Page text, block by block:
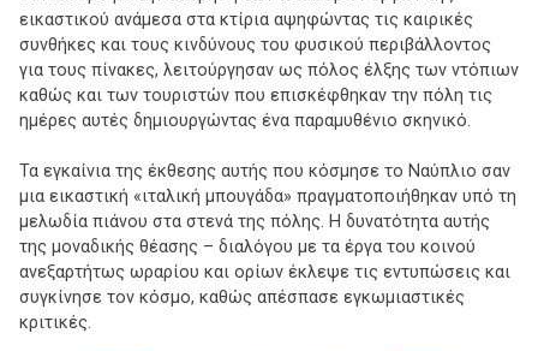
εικαστικού ανάμεσα στα κτίρια αψηφώντας τις καιρικές
συνθήκες και τους κινδύνους του φυσικού περιβάλλοντος
για τους πίνακες, λειτούργησαν ως πόλος έλξης των ντόπιων
καθώς και των τουριστών που επισκέφθηκαν την πόλη τις
ημέρες αυτές δημιουργώντας ένα παραμυθένιο σκηνικό.
Τα εγκαίνια της έκθεσης αυτής που κόσμησε το Ναύπλιο σαν
μια εικαστική «ιταλική μπουγάδα» πραγματοποιήθηκαν υπό τη
μελωδία πιάνου στα στενά της πόλης. Η δυνατότητα αυτής
της μοναδικής θέασης – διαλόγου με τα έργα του κοινού
ανεξαρτήτως ωραρίου και ορίων έκλεψε τις εντυπώσεις και
συγκίνησε τον κόσμο, καθώς απέσπασε εγκωμιαστικές
κριτικές.